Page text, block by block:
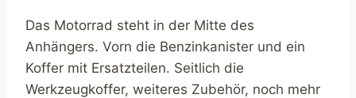
Das Motorrad steht in der Mitte des
Anhängers. Vorn die Benzinkanister und ein
Koffer mit Ersatzteilen. Seitlich die
Werkzeugkoffer, weiteres Zubehör, noch mehr